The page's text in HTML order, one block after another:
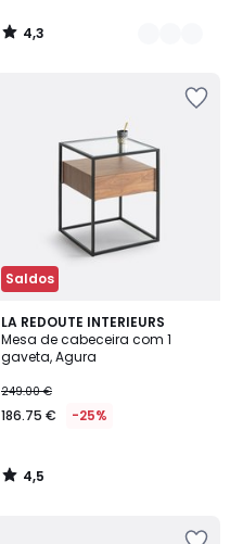
4,3
/
Saldos
LA REDOUTE INTERIEURS
Mesa de cabeceira com 1
gaveta, Agura
249.00 €
186.75 € -25%
4,5
/ 5
4,5
/